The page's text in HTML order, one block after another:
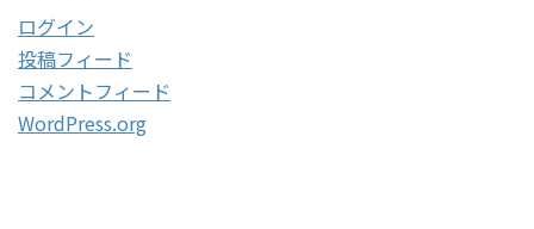
ログイン
投稿フィード
コメントフィード
WordPress.org